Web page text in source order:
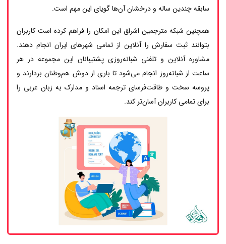
سابقه چندین ساله و درخشان آن‌ها گویای این مهم است.
همچنین شبکه مترجمین اشراق این امکان را فراهم کرده است کاربران
بتوانند ثبت سفارش را آنلاین از تمامی شهرهای ایران انجام دهند.
مشاوره آنلاین و تلفنی شبانه‌روزی پشتیبانان این مجموعه در هر
ساعت از شبانه‌روز انجام می‌شود تا باری از دوش هم‌وطنان بردارند و
پروسه سخت و طاقت‌فرسای ترجمه اسناد و مدارک به زبان عربی را
برای تمامی کاربران آسان‌تر کند.